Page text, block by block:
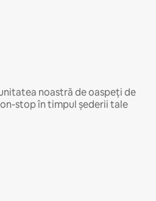
noastră de oaspeți de
stop în timpul șederii tale